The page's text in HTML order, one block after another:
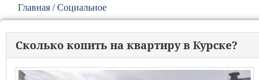
Главная /Социальное
Сколько копить на квартиру в Курске?